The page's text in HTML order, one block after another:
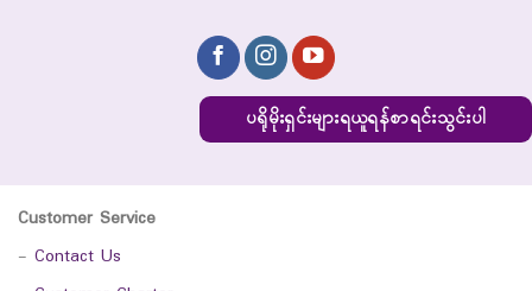
ပရိုမိုးရှင်းများရယူရန်စာရင်းသွင်းပါ
Customer Service
- Contact Us